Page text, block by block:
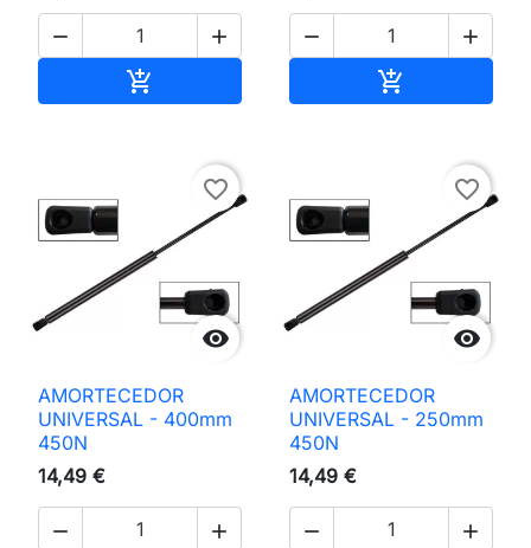
 

 


favorite_border
AMORTECEDOR
UNIVERSAL - 400mm
450N
14,49 €
 

favorite_border
AMORTECEDOR
UNIVERSAL - 250mm
450N
14,49 €
 